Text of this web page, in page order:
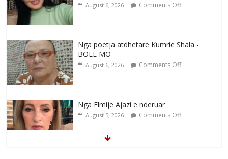
August 6, 2026 Comments Off
Nga poetja atdhetare Kumrie Shala -
BOLL MO
August 6, 2026 Comments Off
Nga Elmije Ajazi e nderuar
August 5, 2026 Comments Off